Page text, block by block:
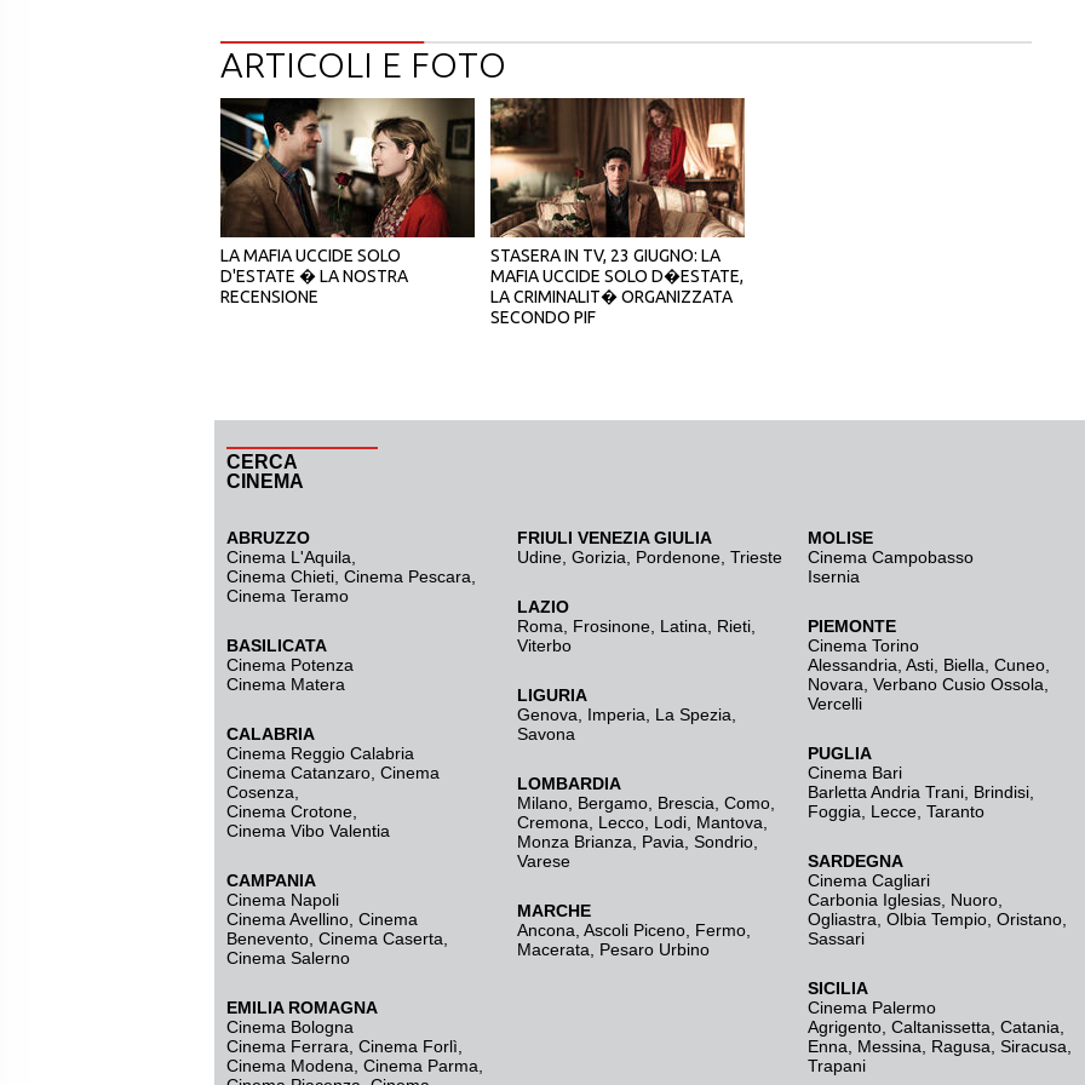
ARTICOLI E FOTO
LA MAFIA UCCIDE SOLO
D'ESTATE � LA NOSTRA
RECENSIONE
STASERA IN TV, 23 GIUGNO: LA
MAFIA UCCIDE SOLO D�ESTATE,
LA CRIMINALIT� ORGANIZZATA
SECONDO PIF
CERCA
CINEMA
ABRUZZO
Cinema L'Aquila
Cinema Chieti, Cinema Pescara,
Cinema Teramo
BASILICATA
Cinema Potenza
Cinema Matera
CALABRIA
Cinema Reggio Calabria
Cinema Catanzaro Cinema
Cosenza
Cinema Crotone
Cinema Vibo Valentia
CAMPANIA
Cinema Napoli
Cinema Avellino Cinema
Benevento Cinema Caserta
Cinema Salerno
EMILIA ROMAGNA
Cinema Bologna
Cinema Ferrara Cinema Forlì
Cinema Modena Cinema Parma
FRIULI VENEZIA GIULIA
Udine Gorizia Pordenone Trieste
LAZIO
Roma
Frosinone Latina Rieti
Viterbo
LIGURIA
Genova
Imperia La Spezia
Savona
LOMBARDIA
Milano Bergamo Brescia, Como
Cremona
Lecco Lodi Mantova
Monza Brianza
Pavia Sondrio
Varese
MARCHE
Ancona Ascoli Piceno Fermo
Macerata
Pesaro Urbino
MOLISE
Cinema Campobasso
Isernia
PIEMONTE
Cinema Torino
Alessandria Asti Biella Cuneo
Novara Verbano Cusio Ossola
Vercelli
PUGLIA
Cinema Bari
Barletta Andria Trani Brindisi
Foggia
Lecce Taranto
SARDEGNA
Cinema Cagliari
Carbonia Iglesias Nuoro
Ogliastra Olbia Tempio Oristano
Sassari
SICILIA
Cinema Palermo
Agrigento Caltanissetta Catania
Enna
Messina Ragusa Siracusa
Trapani